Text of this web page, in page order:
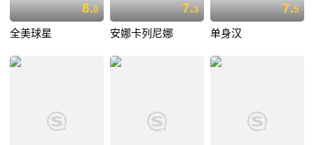
8.0
全美球星
7.3
安娜卡列尼娜
7.5
单身汉